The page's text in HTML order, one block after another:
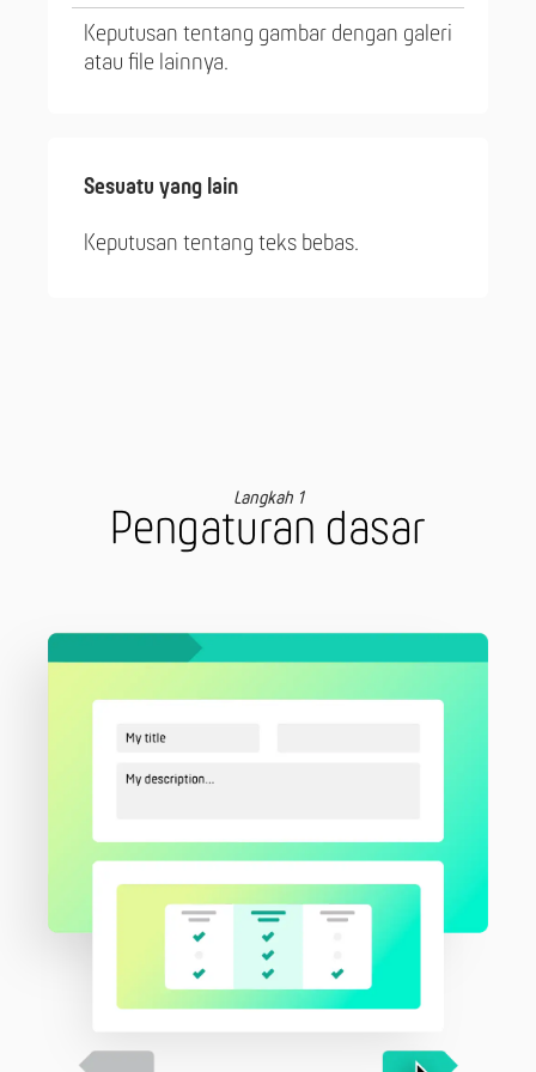
Keputusan tentang gambar dengan galeri
atau file lainnya.
Sesuatu yang lain
Keputusan tentang teks bebas.
Langkah 1
Pengaturan dasar